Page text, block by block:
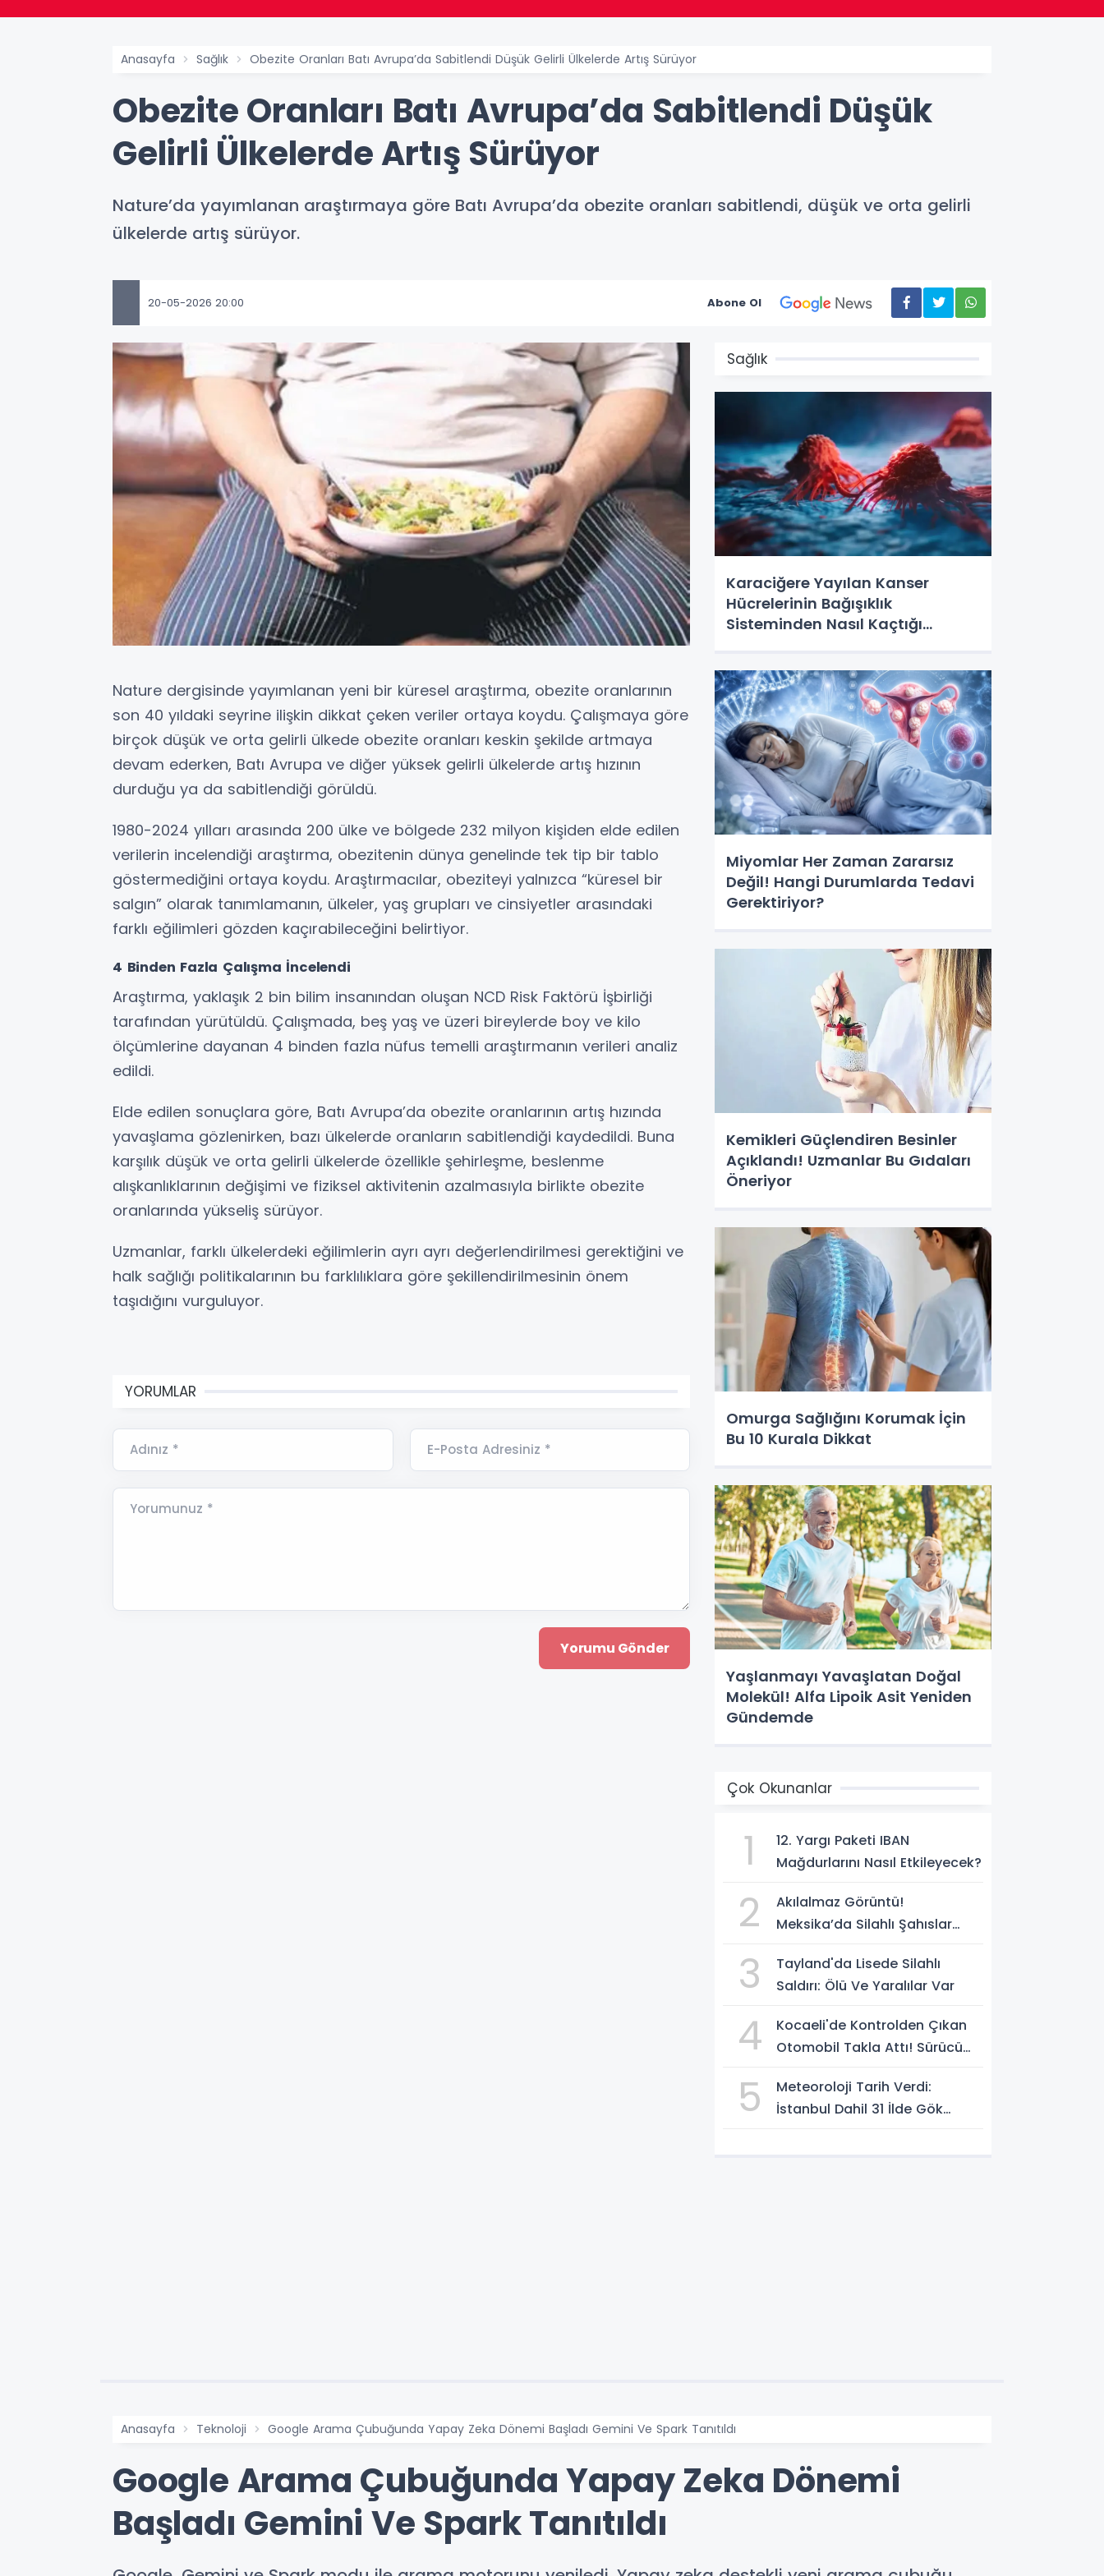
Anasayfa Sağlık Obezite Oranları Batı Avrupa’da Sabitlendi Düşük Gelirli Ülkelerde Artış Sürüyor
Obezite Oranları Batı Avrupa’da Sabitlendi Düşük
Gelirli Ülkelerde Artış Sürüyor
Nature’da yayımlanan araştırmaya göre Batı Avrupa’da obezite oranları sabitlendi, düşük ve orta gelirli
ülkelerde artış sürüyor.
20-05-2026 20:00 Abone Ol
Nature dergisinde yayımlanan yeni bir küresel araştırma, obezite oranlarının
son 40 yıldaki seyrine ilişkin dikkat çeken veriler ortaya koydu. Çalışmaya göre
birçok düşük ve orta gelirli ülkede obezite oranları keskin şekilde artmaya
devam ederken, Batı Avrupa ve diğer yüksek gelirli ülkelerde artış hızının
durduğu ya da sabitlendiği görüldü.
1980-2024 yılları arasında 200 ülke ve bölgede 232 milyon kişiden elde edilen
verilerin incelendiği araştırma, obezitenin dünya genelinde tek tip bir tablo
göstermediğini ortaya koydu. Araştırmacılar, obeziteyi yalnızca “küresel bir
salgın” olarak tanımlamanın, ülkeler, yaş grupları ve cinsiyetler arasındaki
farklı eğilimleri gözden kaçırabileceğini belirtiyor.
4 Binden Fazla Çalışma İncelendi
Araştırma, yaklaşık 2 bin bilim insanından oluşan NCD Risk Faktörü İşbirliği
tarafından yürütüldü. Çalışmada, beş yaş ve üzeri bireylerde boy ve kilo
ölçümlerine dayanan 4 binden fazla nüfus temelli araştırmanın verileri analiz
edildi.
Elde edilen sonuçlara göre, Batı Avrupa’da obezite oranlarının artış hızında
yavaşlama gözlenirken, bazı ülkelerde oranların sabitlendiği kaydedildi. Buna
karşılık düşük ve orta gelirli ülkelerde özellikle şehirleşme, beslenme
alışkanlıklarının değişimi ve fiziksel aktivitenin azalmasıyla birlikte obezite
oranlarında yükseliş sürüyor.
Uzmanlar, farklı ülkelerdeki eğilimlerin ayrı ayrı değerlendirilmesi gerektiğini ve
halk sağlığı politikalarının bu farklılıklara göre şekillendirilmesinin önem
taşıdığını vurguluyor.
YORUMLAR
Adınız * E-Posta Adresiniz *
Yorumunuz *
Sağlık
Karaciğere Yayılan Kanser
Hücrelerinin Bağışıklık
Sisteminden Nasıl Kaçtığı
Miyomlar Her Zaman Zararsız
Değil! Hangi Durumlarda Tedavi
Gerektiriyor?
Kemikleri Güçlendiren Besinler
Açıklandı! Uzmanlar Bu Gıdaları
Öneriyor
Omurga Sağlığını Korumak İçin
Bu 10 Kurala Dikkat
Yaşlanmayı Yavaşlatan Doğal
Molekül! Alfa Lipoik Asit Yeniden
Gündemde
Çok Okunanlar
1
12. Yargı Paketi IBAN
Mağdurlarını Nasıl Etkileyecek?
2
Akılalmaz Görüntü!
Meksika’da Silahlı Şahıslar
Rahatça Geçti
3
Tayland'da Lisede Silahlı
Saldırı: Ölü Ve Yaralılar Var
4
Kocaeli'de Kontrolden Çıkan
Otomobil Takla Attı! Sürücü
İmkanlarıyla Çıktı
5
Meteoroloji Tarih Verdi:
İstanbul Dahil 31 İlde Gök
Anasayfa Teknoloji Google Arama Çubuğunda Yapay Zeka Dönemi Başladı Gemini Ve Spark Tanıtıldı
Google Arama Çubuğunda Yapay Zeka Dönemi
Başladı Gemini Ve Spark Tanıtıldı